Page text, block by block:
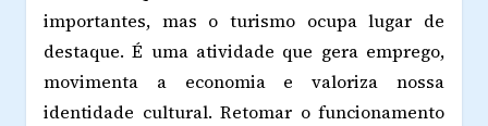
importantes, mas o turismo ocupa lugar de
destaque. É uma atividade que gera emprego,
movimenta a economia e valoriza nossa
identidade cultural. Retomar o funcionamento